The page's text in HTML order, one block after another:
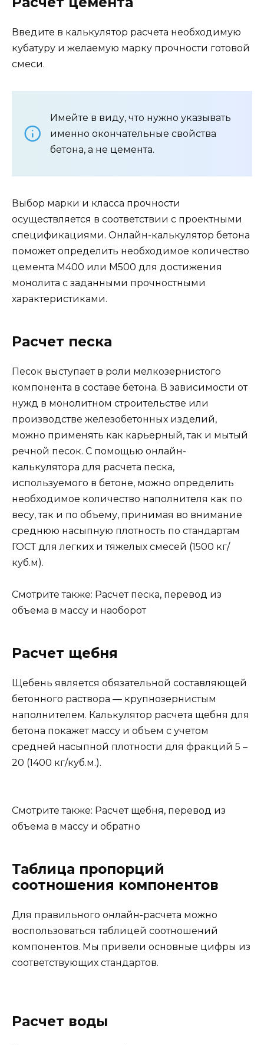
Введите в калькулятор расчета необходимую
кубатуру и желаемую марку прочности готовой
смеси.
Имейте в виду, что нужно указывать
именно окончательные свойства
бетона, а не цемента.
Выбор марки и класса прочности
осуществляется в соответствии с проектными
спецификациями. Онлайн-калькулятор бетона
поможет определить необходимое количество
цемента М400 или М500 для достижения
монолита с заданными прочностными
характеристиками.
Расчет песка
Песок выступает в роли мелкозернистого
компонента в составе бетона. В зависимости от
нужд в монолитном строительстве или
производстве железобетонных изделий,
можно применять как карьерный, так и мытый
речной песок. С помощью онлайн-
калькулятора для расчета песка,
используемого в бетоне, можно определить
необходимое количество наполнителя как по
весу, так и по объему, принимая во внимание
среднюю насыпную плотность по стандартам
ГОСТ для легких и тяжелых смесей (1500 кг/
куб.м).
Смотрите также: Расчет песка, перевод из
объема в массу и наоборот
Расчет щебня
Щебень является обязательной составляющей
бетонного раствора — крупнозернистым
наполнителем. Калькулятор расчета щебня для
бетона покажет массу и объем с учетом
средней насыпной плотности для фракций 5 –
20 (1400 кг/куб.м.).
Смотрите также: Расчет щебня, перевод из
объема в массу и обратно
Таблица пропорций
соотношения компонентов
Для правильного онлайн-расчета можно
воспользоваться таблицей соотношений
компонентов. Мы привели основные цифры из
соответствующих стандартов.
Расчет воды